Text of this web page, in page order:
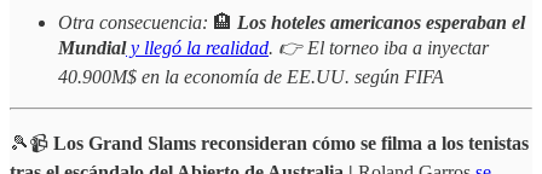
Otra consecuencia: 🏨 Los hoteles americanos esperaban el
Mundialy llegó la realidad. 👉 El torneo iba a inyectar
40.900M$ en la economía de EE.UU. según FIFA
🎾📹 Los Grand Slams reconsideran cómo se filma a los tenistas